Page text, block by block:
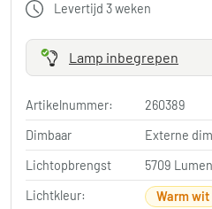
Levertijd 3 weken
Lamp inbegrepen
Artikelnummer:
260389
Dimbaar
Externe
Lichtopbrengst
5709 Lumen
Lichtkleur:
Warm wit